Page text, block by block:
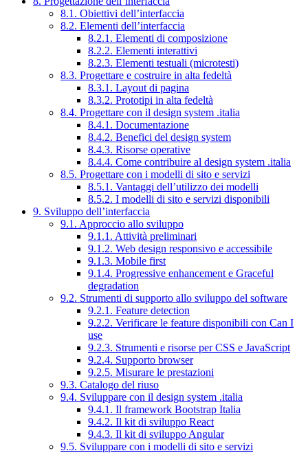
8.1. Obiettivi dell’interfaccia
8.2. Elementi dell’interfaccia
8.2.1. Elementi di composizione
8.2.2. Elementi interattivi
8.2.3. Elementi testuali (microtesti)
8.3. Progettare e costruire in alta fedeltà
8.3.1. Layout di pagina
8.3.2. Prototipi in alta fedeltà
8.4. Progettare con il design system .italia
8.4.1. Documentazione
8.4.2. Benefici del design system
8.4.3. Risorse operative
8.4.4. Come contribuire al design system .italia
8.5. Progettare con i modelli di sito e servizi
8.5.1. Vantaggi dell’utilizzo dei modelli
8.5.2. I modelli di sito e servizi disponibili
9. Sviluppo dell’interfaccia
9.1. Approccio allo sviluppo
9.1.1. Attività preliminari
9.1.2. Web design responsivo e accessibile
9.1.3. Mobile first
9.1.4. Progressive enhancement e Graceful
degradation
9.2. Strumenti di supporto allo sviluppo del software
9.2.1. Feature detection
9.2.2. Verificare le feature disponibili con Can I
use
9.2.3. Strumenti e risorse per CSS e JavaScript
9.2.4. Supporto browser
9.2.5. Misurare le prestazioni
9.3. Catalogo del riuso
9.4. Sviluppare con il design system .italia
9.4.1. Il framework Bootstrap Italia
9.4.2. Il kit di sviluppo React
9.4.3. Il kit di sviluppo Angular
9.5. Sviluppare con i modelli di sito e servizi